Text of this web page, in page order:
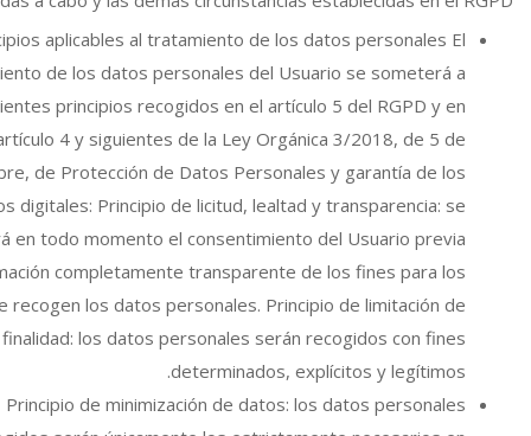
aplicables al tratamiento de los datos personales El
de los datos personales del Usuario se someterá a
principios recogidos en el artículo 5 del RGPD y en
4 y siguientes de la Ley Orgánica 3/2018, de 5 de
de Protección de Datos Personales y garantía de los
digitales: Principio de licitud, lealtad y transparencia: se
en todo momento el consentimiento del Usuario previa
completamente transparente de los fines para los
recogen los datos personales. Principio de limitación de
los datos personales serán recogidos con fines
determinados, explícitos y legítimos.
Principio de minimización de datos: los datos personales